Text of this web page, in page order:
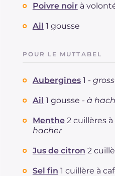
Poivre noir à
Ail 1 gousse
POUR LE MUTTABEL
Aubergines 1 -
Ail 1 gousse - à
Menthe 2 cuillères
hacher
Jus de citron 2
Sel fin 1 cuillère à